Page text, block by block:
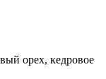
орех, кедровое